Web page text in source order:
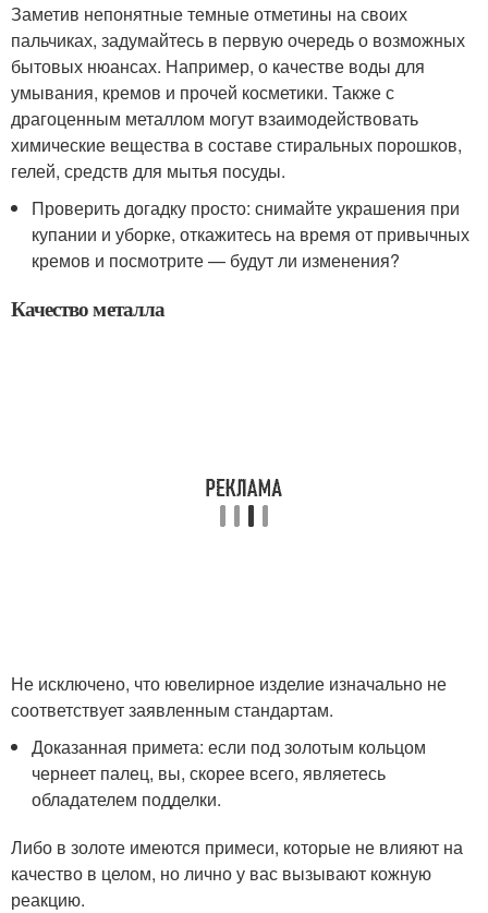
Заметив непонятные темные отметины на своих
пальчиках, задумайтесь в первую очередь о возможных
бытовых нюансах. Например, о качестве воды для
умывания, кремов и прочей косметики. Также с
драгоценным металлом могут взаимодействовать
химические вещества в составе стиральных порошков,
гелей, средств для мытья посуды.
Проверить догадку просто: снимайте украшения при
купании и уборке, откажитесь на время от привычных
кремов и посмотрите — будут ли изменения?
Качество металла
Не исключено, что ювелирное изделие изначально не
соответствует заявленным стандартам.
Доказанная примета: если под золотым кольцом
чернеет палец, вы, скорее всего, являетесь
обладателем подделки.
Либо в золоте имеются примеси, которые не влияют на
качество в целом, но лично у вас вызывают кожную
реакцию.